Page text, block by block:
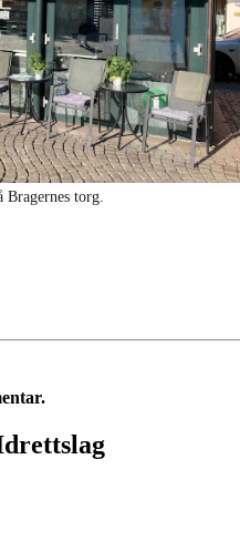
Bragernes torg.